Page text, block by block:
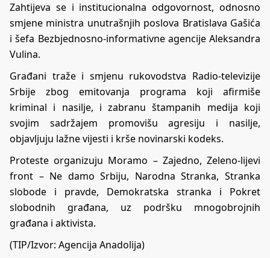
Zahtijeva se i institucionalna odgovornost, odnosno
smjene ministra unutrašnjih poslova Bratislava Gašića
i šefa Bezbjednosno-informativne agencije Aleksandra
Vulina.
Građani traže i smjenu rukovodstva Radio-televizije
Srbije zbog emitovanja programa koji afirmiše
kriminal i nasilje, i zabranu štampanih medija koji
svojim sadržajem promovišu agresiju i nasilje,
objavljuju lažne vijesti i krše novinarski kodeks.
Proteste organizuju Moramo – Zajedno, Zeleno-lijevi
front – Ne damo Srbiju, Narodna Stranka, Stranka
slobode i pravde, Demokratska stranka i Pokret
slobodnih građana, uz podršku mnogobrojnih
građana i aktivista.
(TIP/Izvor: Agencija Anadolija)